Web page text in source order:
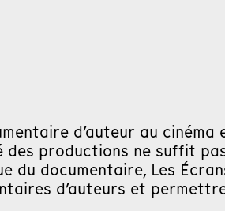
d’auteur au cinéma
productions ne suffit
du documentaire, Les
d’auteurs et